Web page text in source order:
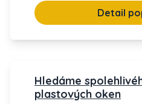
Detail
Hledáme
plastových oken